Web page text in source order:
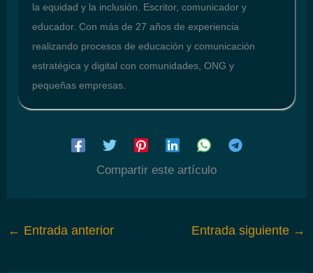
la equidad y la inclusión. Escritor, comunicador y
educador. Con más de 27 años de experiencia
realizando procesos de educación y comunicación
estratégica y digital con comunidades, ONG y
pequeñas empresas.
Compartir este artículo
← Entrada anterior Entrada siguiente →